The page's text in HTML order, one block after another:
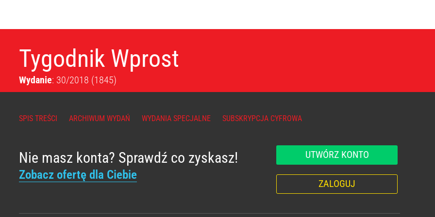
Tygodnik Wprost
Wydanie: 30/2018 (1845)
SPIS TREŚCI ARCHIWUM WYDAŃ WYDANIA SPECJALNE SUBSKRYPCJA CYFROWA
Nie masz konta? Sprawdź co zyskasz!
Zobacz ofertę dla Ciebie
UTWÓRZ KONTO
ZALOGUJ